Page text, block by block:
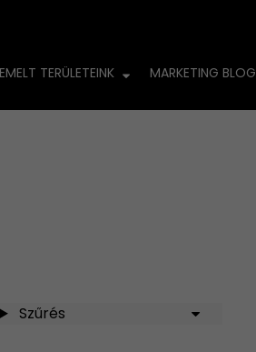
TERÜLETEINK MARKETING BLOG
Szűrés